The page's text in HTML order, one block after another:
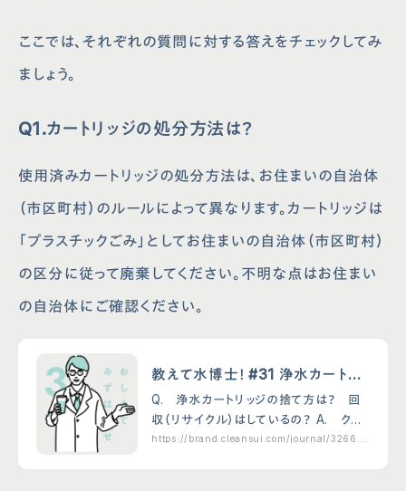
ここでは、それぞれの質問に対する答えをチェックしてみ
ましょう。
Q1.カートリッジの処分方法は？
使用済みカートリッジの処分方法は、お住まいの自治体
（市区町村）のルールによって異なります。カートリッジは
「プラスチックごみ」としてお住まいの自治体（市区町村）
の区分に従って廃棄してください。不明な点はお住まい
の自治体にご確認ください。
教えて水博士！ #31 浄水カートリ
ッジの捨て方は？回収はしている
の？
Q. 浄水カートリッジの捨て方は？ 回
収（リサイクル）はしているの？ A. クリ
ンスイでも過去に浄水カートリッジ回収
https://brand.cleansui.com/journal/3266.h